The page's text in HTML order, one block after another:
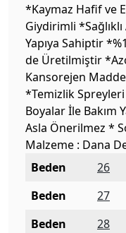
*Kaymaz Hafif ve
Giydirimli
Yapıya Sahiptir
de Üretilmiştir
Kansorejen
*Temizlik
Boyalar İle Bakım
Asla Önerilmez *
Malzeme : Dana
Beden
26
Beden
27
Beden
28